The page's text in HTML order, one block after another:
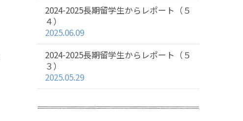
2024-2025長期留学生からレポート（５
４）
2025.06.09
2024-2025長期留学生からレポート（５
３）
2025.05.29